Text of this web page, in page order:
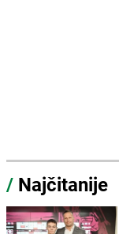
/ Najčitanije